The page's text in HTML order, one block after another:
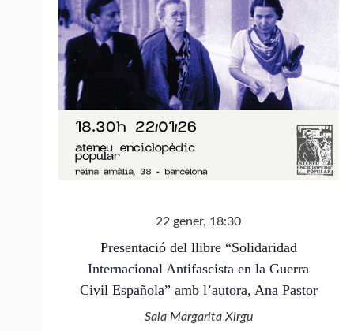
22 gener, 18:30
Presentació del llibre “Solidaridad
Internacional Antifascista en la Guerra
Civil Española” amb l’autora, Ana Pastor
Sala Margarita Xirgu